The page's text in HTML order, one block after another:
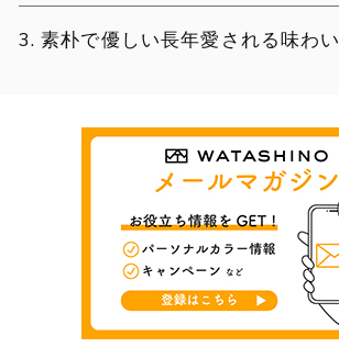
素朴で優しい長年愛される味わい